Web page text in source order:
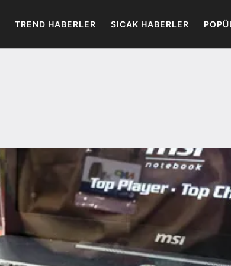
TREND HABERLER SICAK HABERLER